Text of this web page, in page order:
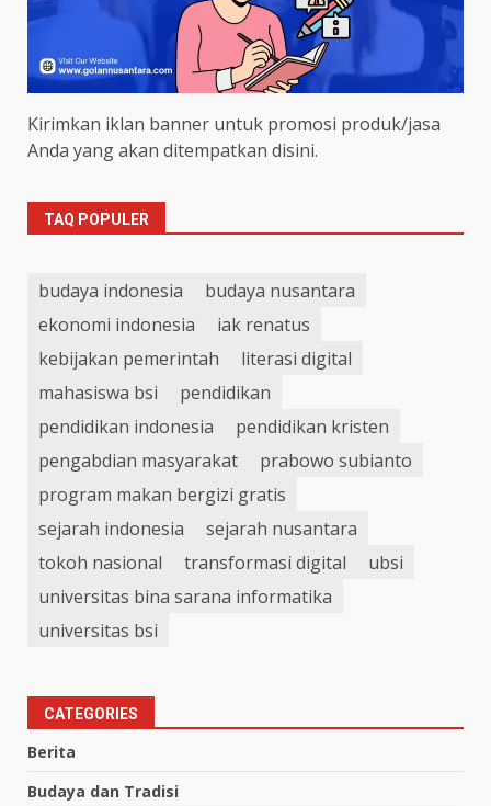
Kirimkan iklan banner untuk promosi produk/jasa
Anda yang akan ditempatkan disini.
TAQ POPULER
budaya indonesia
budaya nusantara
ekonomi indonesia
iak renatus
kebijakan pemerintah
literasi digital
mahasiswa bsi
pendidikan
pendidikan indonesia
pendidikan kristen
pengabdian masyarakat
prabowo subianto
program makan bergizi gratis
sejarah indonesia
sejarah nusantara
tokoh nasional
transformasi digital
ubsi
universitas bina sarana informatika
universitas bsi
CATEGORIES
Berita
Budaya dan Tradisi